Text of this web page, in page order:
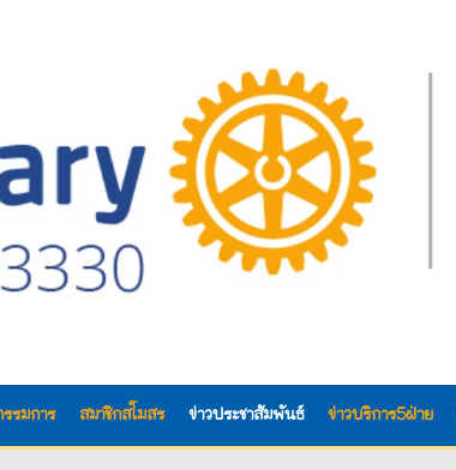
รมการ สมาชิกสโมสร ข่าวประชาสัมพันธ์ ข่าวบริการ5ฝ่าย